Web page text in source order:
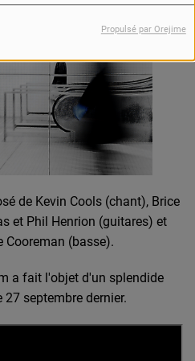
Propulsé par Orejime
de Kevin Cools (chant), Brice
et Phil Henrion (guitares) et
Cooreman (basse).
a fait l'objet d'un splendide
septembre dernier.